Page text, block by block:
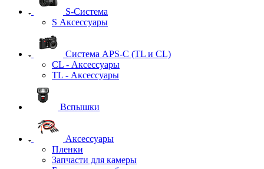
S-Система
S Аксессуары
Система APS-C (TL и CL)
CL - Аксессуары
TL - Аксессуары
Вспышки
Аксессуары
Пленки
Запчасти для камеры